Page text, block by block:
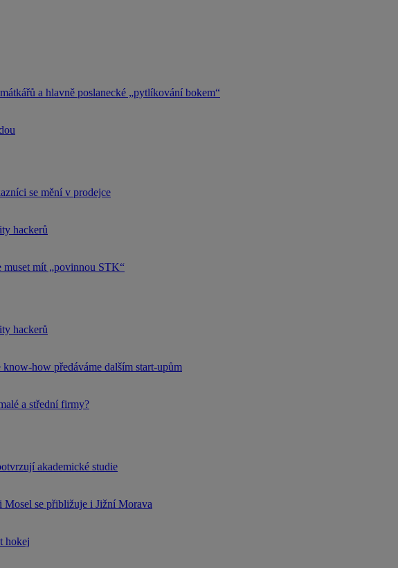
a hlavně poslanecké „pytlíkování bokem“
se mění v prodejce
hackerů
mít „povinnou STK“
hackerů
how předáváme dalším start-upům
a střední firmy?
akademické studie
Mosel se přibližuje i Jižní Morava
hokej